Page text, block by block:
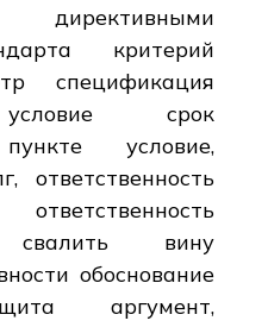
директивными
критерий
спецификация
условие срок
условие,
ответственность
свалить вину
обоснование
аргумент,